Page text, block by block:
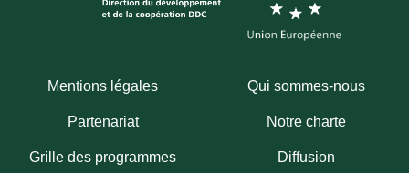
Mentions légales Qui sommes-nous
Partenariat Notre charte
Grille des programmes Diffusion